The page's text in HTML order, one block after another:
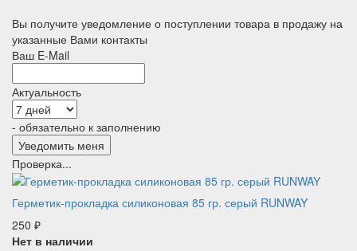
Вы получите уведомление о поступлении товара в продажу на
указанные Вами контакты
Ваш E-Mail
Актуальность
- обязательно к заполнению
Проверка...
Герметик-прокладка силиконовая 85 гр. серый RUNWAY
250 ₽
Нет в наличии